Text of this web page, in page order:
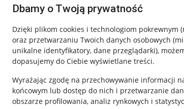
Dbamy o Twoją prywatność
Dzięki plikom cookies i technologiom pokrewnym
oraz przetwarzaniu Twoich danych osobowych
unikalne identyfikatory, dane przeglądarki),
dopasujemy do Ciebie wyświetlane treści.
Wyrażając zgodę na przechowywanie informacji
końcowym lub dostęp do nich i przetwarzanie
obszarze profilowania, analiz rynkowych i